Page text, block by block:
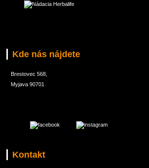
Kde nás nájdete
Brestovec 568,
Myjava 90701
Kontakt